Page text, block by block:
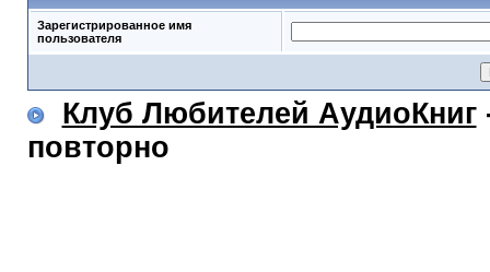
Зарегистрированное имя
пользователя
Клуб Любителей АудиоКниг
повторно